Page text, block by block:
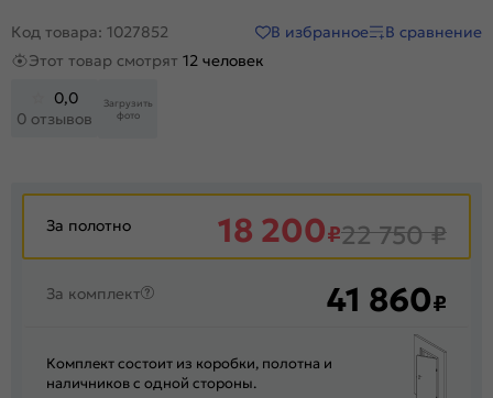
Код товара: 1027852 В избранное
В сравнение
Этот товар смотрят 12 человек
0,0
0 отзывов
Загрузить
фото
За полотно 18 200₽22 750₽
За комплект 41 860₽
Комплект состоит из коробки, полотна и
наличников с одной стороны.